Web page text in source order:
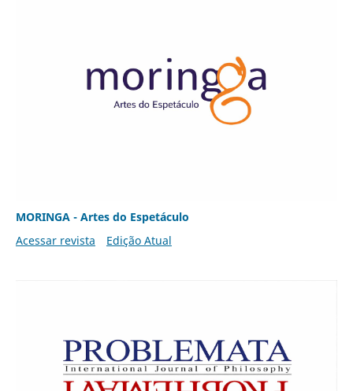
MORINGA - Artes do Espetáculo
Acessar revista
Edição Atual